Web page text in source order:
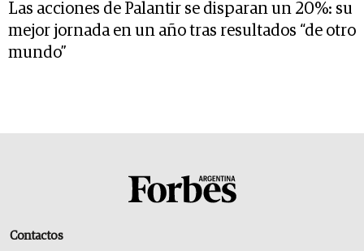
Las acciones de Palantir se disparan un 20%: su
mejor jornada en un año tras resultados “de otro
mundo”
Contactos